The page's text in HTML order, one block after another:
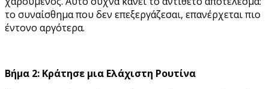
το συναίσθημα που δεν επεξεργάζεσαι, επανέρχεται πιο
έντονο αργότερα.
Βήμα 2: Κράτησε μια Ελάχιστη Ρουτίνα